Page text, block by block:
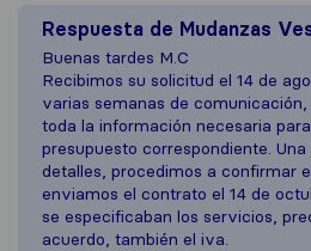
Respuesta de Mudanzas
Buenas tardes M.C
Recibimos su solicitud el 14 de
varias semanas de
toda la información necesaria
presupuesto correspondiente.
detalles, procedimos a confirmar
enviamos el contrato el 14 de
se especificaban los servicios,
acuerdo, también el iva.